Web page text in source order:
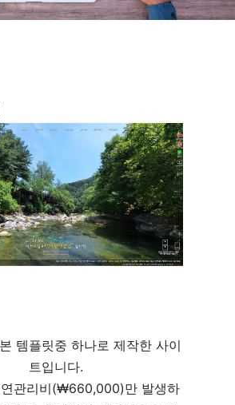
템플릿중 하나로 제작한 사이
트입니다.
관리비(₩660,000)만 발생하